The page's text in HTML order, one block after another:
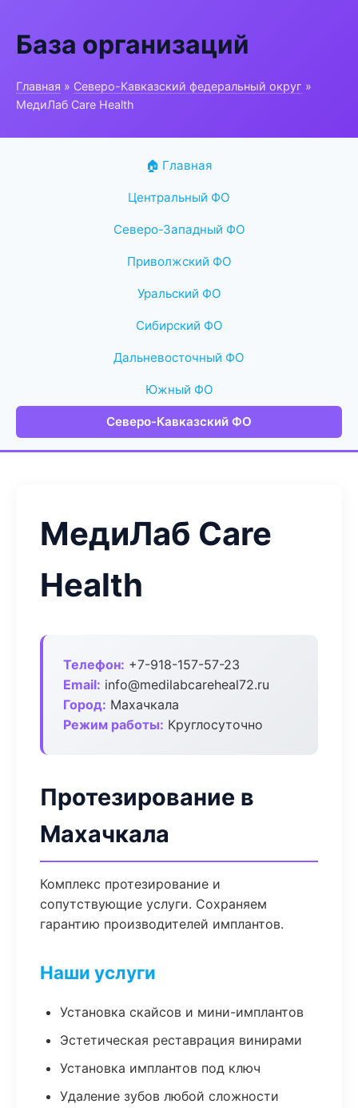
База организаций
Главная » Северо-Кавказский федеральный округ »
МедиЛаб Care Health
🏠 Главная
Центральный ФО
Северо-Западный ФО
Приволжский ФО
Уральский ФО
Сибирский ФО
Дальневосточный ФО
Южный ФО
Северо-Кавказский ФО
МедиЛаб Care
Health
Телефон: +7-918-157-57-23
Email: info@medilabcareheal72.ru
Город: Махачкала
Режим работы: Круглосуточно
Протезирование в
Махачкала
Комплекс протезирование и
сопутствующие услуги. Сохраняем
гарантию производителей имплантов.
Наши услуги
Установка скайсов и мини-имплантов
Эстетическая реставрация винирами
Установка имплантов под ключ
Удаление зубов любой сложности